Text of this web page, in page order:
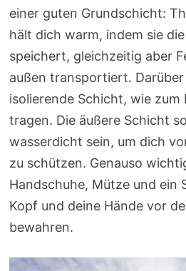
einer guten Grundschicht:
hält dich warm, indem sie
speichert, gleichzeitig aber
außen transportiert.
isolierende Schicht, wie zum
tragen. Die äußere Schicht
wasserdicht sein, um dich
zu schützen. Genauso
Handschuhe, Mütze und ein
Kopf und deine Hände vor
bewahren.